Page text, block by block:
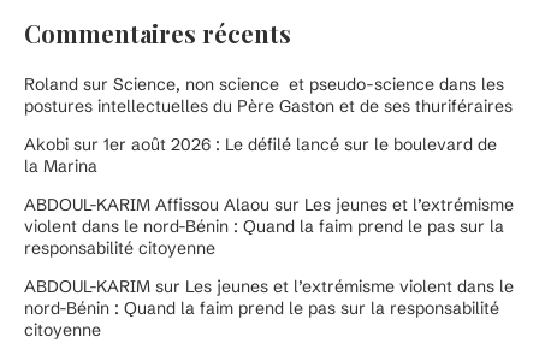
Commentaires récents
Roland sur Science, non science et pseudo-science dans les
postures intellectuelles du Père Gaston et de ses thuriféraires
Akobi sur 1er août 2026 : Le défilé lancé sur le boulevard de
la Marina
ABDOUL-KARIM Affissou Alaou sur Les jeunes et l’extrémisme
violent dans le nord-Bénin : Quand la faim prend le pas sur la
responsabilité citoyenne
ABDOUL-KARIM sur Les jeunes et l’extrémisme violent dans le
nord-Bénin : Quand la faim prend le pas sur la responsabilité
citoyenne